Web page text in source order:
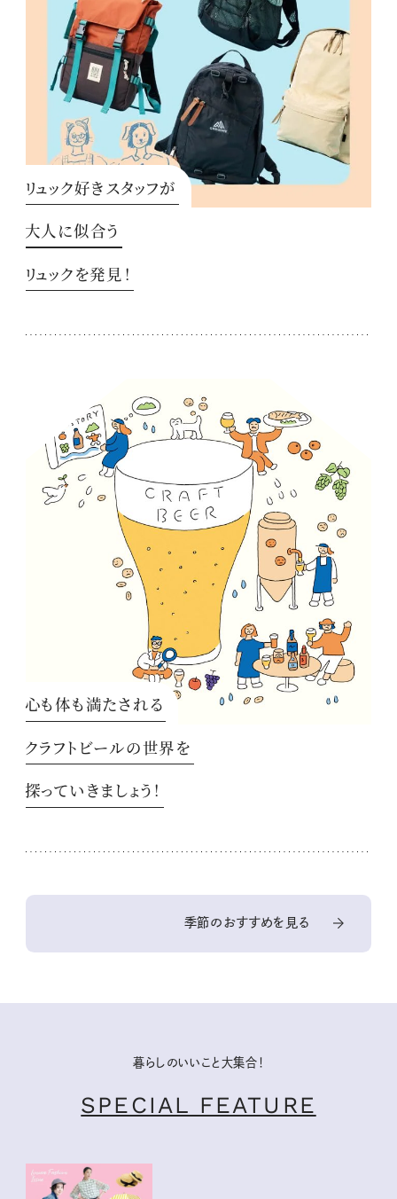
リュック好きスタッフが
大人に似合う
リュックを発見！
心も体も満たされる
クラフトビールの世界を
探っていきましょう！
季節のおすすめを見る
暮らしのいいこと大集合！
SPECIAL FEATURE